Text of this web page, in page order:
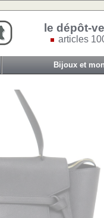
le dépôt-
articles
Bijoux et